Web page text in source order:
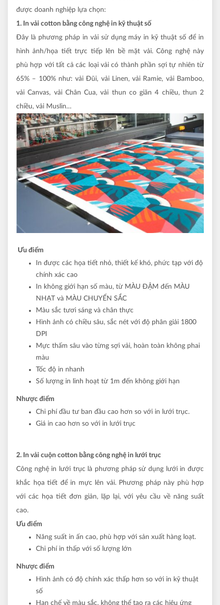
được doanh nghiệp lựa chọn:
1. In vải cotton bằng công nghệ in kỹ thuật số
Đây là phương pháp in vải sử dụng máy in kỹ thuật số để in
hình ảnh/họa tiết trực tiếp lên bề mặt vải. Công nghệ này
phù hợp với tất cả các loại vải có thành phần sợi tự nhiên từ
65% – 100% như: vải Đũi, vải Linen, vải Ramie, vải Bamboo,
vải Canvas, vải Chân Cua, vải thun co giãn 4 chiều, thun 2
chiều, vải Muslin…
Ưu điểm
In được các họa tiết nhỏ, thiết kế khó, phức tạp với độ
chính xác cao
In không giới hạn số màu, từ MÀU ĐẬM đến MÀU
NHẠT và MÀU CHUYỂN SẮC
Màu sắc tươi sáng và chân thực
Hình ảnh có chiều sâu, sắc nét với độ phân giải 1800
DPI
Mực thấm sâu vào từng sợi vải, hoàn toàn không phai
màu
Tốc độ in nhanh
Số lượng in linh hoạt từ 1m đến không giới hạn
Nhược điểm
Chi phí đầu tư ban đầu cao hơn so với in lưới trục.
Giá in cao hơn so với in lưới trục
2. In vải cuộn cotton bằng công nghệ in lưới trục
Công nghệ in lưới trục là phương pháp sử dụng lưới in được
khắc họa tiết để in mực lên vải. Phương pháp này phù hợp
với các họa tiết đơn giản, lặp lại, với yêu cầu về năng suất
cao.
Ưu điểm
Năng suất in ấn cao, phù hợp với sản xuất hàng loạt.
Chi phí in thấp với số lượng lớn
Nhược điểm
Hình ảnh có độ chính xác thấp hơn so với in kỹ thuật
số
Hạn chế về màu sắc, không thể tạo ra các hiệu ứng